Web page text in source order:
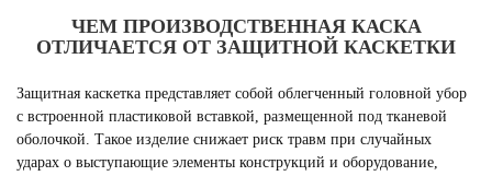
ЧЕМ ПРОИЗВОДСТВЕННАЯ КАСКА
ОТЛИЧАЕТСЯ ОТ ЗАЩИТНОЙ КАСКЕТКИ
Защитная каскетка представляет собой облегченный головной убор
с встроенной пластиковой вставкой, размещенной под тканевой
оболочкой. Такое изделие снижает риск травм при случайных
ударах о выступающие элементы конструкций и оборудование,